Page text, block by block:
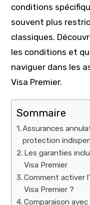
conditions
souvent plus
classiques.
les conditions et
naviguer dans les
Visa Premier.
Sommaire
Assurances
protection
Les garanties
Visa Premier
Comment activer
Visa Premier ?
Comparaison